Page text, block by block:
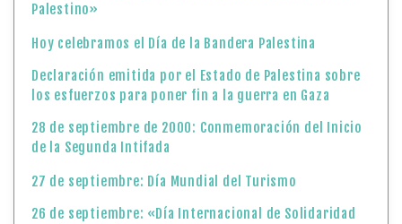
Palestino»
Hoy celebramos el Día de la Bandera Palestina
Declaración emitida por el Estado de Palestina sobre
los esfuerzos para poner fin a la guerra en Gaza
28 de septiembre de 2000: Conmemoración del Inicio
de la Segunda Intifada
27 de septiembre: Día Mundial del Turismo
26 de septiembre: «Día Internacional de Solidaridad